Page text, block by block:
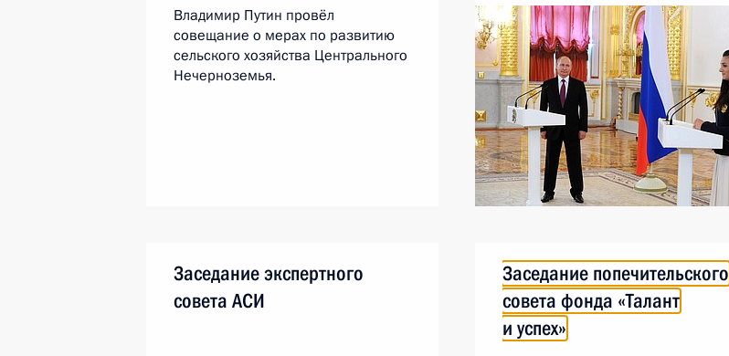
Владимир Путин провёл
совещание о мерах по развитию
сельского хозяйства Центрального
Нечерноземья.
Заседание экспертного
совета АСИ
Заседание попечительского
совета фонда «Талант
и успех»